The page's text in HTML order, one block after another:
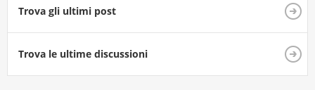
Trova gli ultimi post
Trova le ultime discussioni